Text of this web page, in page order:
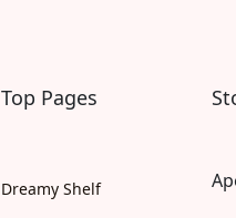
Top Pages
Dreamy Shelf